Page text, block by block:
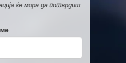
ќе мора да потврдиш